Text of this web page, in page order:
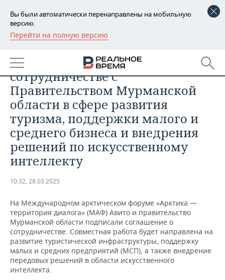
Вы были автоматически перенаправлены на мобильную
версию.
Перейти на полную версию
РЕГИОНЫ
БАШКОРТОСТАН
ТАТАРСТАН
УДМУРТИЯ
НОВОСТИ
АНАЛИТИКА
НОВОСТИ АНАЛИТИКИ
ДЕКЛАРАЦИИ О ДОХОДАХ
КОРОЛИ ГОСЗАКАЗА ПФО
ТОРГОВЫЕ ЦЕНТРЫ
ТАТАРСТАНА
ЭКОНОМИКА
НОВОСТИ ЭКОНОМИКИ
ФИНАНСЫ
ИНВЕСТИЦИИ
ПРОМЫШЛЕННОСТЬ
НОВОСТИ
ПРОМЫШЛЕННОСТИ
АГРОПРОМ
МАШИНОСТРОЕНИЕ
НЕФТЕХИМИЯ
НЕФТЬ
ОПК
НЕДВИЖИМОСТЬ
БИЗНЕС
НОВОСТИ БИЗНЕСА
РОЗНИЧНАЯ ТОРГОВЛЯ
ТРАНСПОРТ
ТЕХНОЛОГИИ
НОВОСТИ ТЕХНОЛОГИЙ
IT
МЕРОПРИЯТИЯ
НОВОСТИ МЕРОПРИЯТИЙ
СПОРТ
Авито подписал соглашение о
сотрудничестве с
Правительством Мурманской
области в сфере развития
туризма, поддержки малого и
среднего бизнеса и внедрения
решений по искусственному
интеллекту
10:32, 28.03.2025
На Международном арктическом форуме «Арктика —
территория диалога» (МАФ) Авито и правительство
Мурманской области подписали соглашение о
сотрудничестве. Совместная работа будет направлена на
развитие туристической инфраструктуры, поддержку
малых и средних предприятий (МСП), а также внедрение
передовых решений в области искусственного
интеллекта.